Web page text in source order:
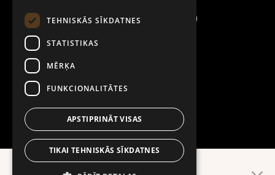
TEHNISKĀS SĪKDATNES
STATISTIKAS
MĒRĶA
FUNKCIONALITĀTES
APSTIPRINĀT VISAS
TIKAI TEHNISKĀS SĪKDATNES